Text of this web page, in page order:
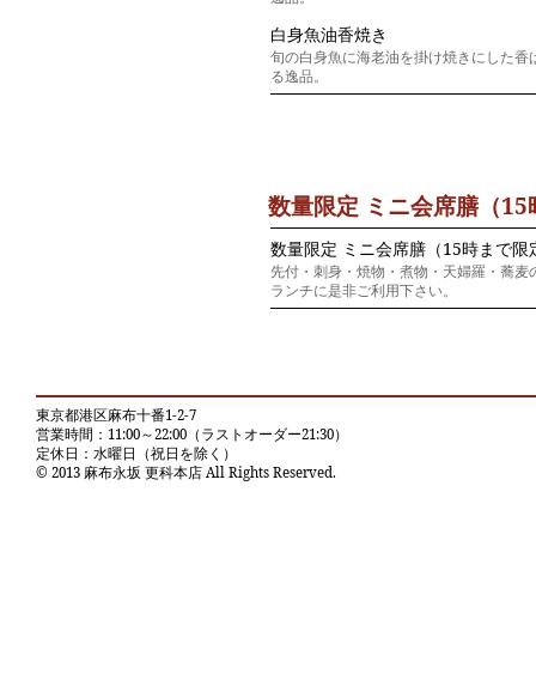
白身魚油香焼き
旬の白身魚に海老油を掛け焼きにした香
る逸品。
数量限定 ミニ会席膳（15
数量限定 ミニ会席膳（15時まで限
先付・刺身・焼物・煮物・天婦羅・蕎
ランチに是非ご利用下さい。
東京都港区麻布十番1-2-7
営業時間：11:00～22:00（ラストオーダー21:30）
定休日：水曜日（祝日を除く）
© 2013 麻布永坂 更科本店 All Rights Reserved.